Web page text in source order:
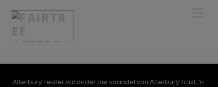
Atterbury Teater val onder die vaandel van Atterbury Trust, ‘n